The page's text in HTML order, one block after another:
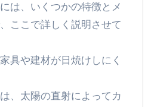
は、いくつかの特徴とメ
ここで詳しく説明させて
具や建材が日焼けしにく
、太陽の直射によってカ